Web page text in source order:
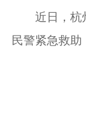
近日，杭州
民警紧急救